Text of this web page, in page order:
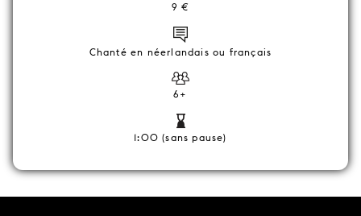
9 €
Chanté en néerlandais ou français
6+
1:00 (sans pause)